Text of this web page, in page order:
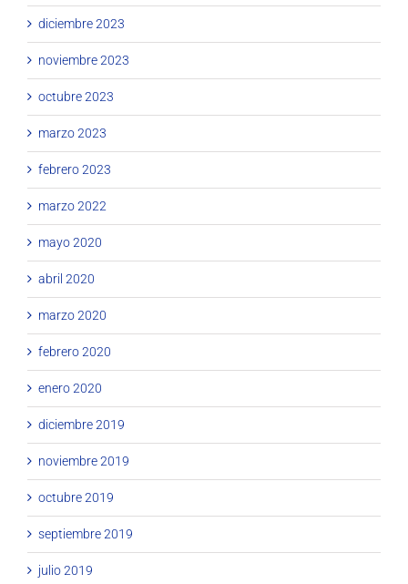
diciembre 2023
noviembre 2023
octubre 2023
marzo 2023
febrero 2023
marzo 2022
mayo 2020
abril 2020
marzo 2020
febrero 2020
enero 2020
diciembre 2019
noviembre 2019
octubre 2019
septiembre 2019
julio 2019